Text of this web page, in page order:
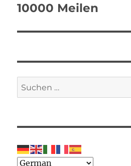
Nächster
10000 Meilen
Suche
nach: